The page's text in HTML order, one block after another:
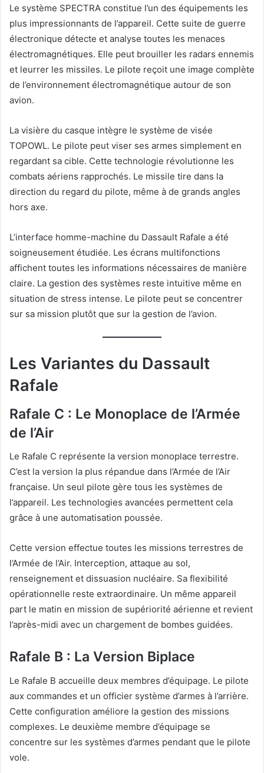
Le système SPECTRA constitue l’un des équipements les
plus impressionnants de l’appareil. Cette suite de guerre
électronique détecte et analyse toutes les menaces
électromagnétiques. Elle peut brouiller les radars ennemis
et leurrer les missiles. Le pilote reçoit une image complète
de l’environnement électromagnétique autour de son
avion.
La visière du casque intègre le système de visée
TOPOWL. Le pilote peut viser ses armes simplement en
regardant sa cible. Cette technologie révolutionne les
combats aériens rapprochés. Le missile tire dans la
direction du regard du pilote, même à de grands angles
hors axe.
L’interface homme-machine du Dassault Rafale a été
soigneusement étudiée. Les écrans multifonctions
affichent toutes les informations nécessaires de manière
claire. La gestion des systèmes reste intuitive même en
situation de stress intense. Le pilote peut se concentrer
sur sa mission plutôt que sur la gestion de l’avion.
Les Variantes du Dassault
Rafale
Rafale C : Le Monoplace de l’Armée
de l’Air
Le Rafale C représente la version monoplace terrestre.
C’est la version la plus répandue dans l’Armée de l’Air
française. Un seul pilote gère tous les systèmes de
l’appareil. Les technologies avancées permettent cela
grâce à une automatisation poussée.
Cette version effectue toutes les missions terrestres de
l’Armée de l’Air. Interception, attaque au sol,
renseignement et dissuasion nucléaire. Sa flexibilité
opérationnelle reste extraordinaire. Un même appareil
part le matin en mission de supériorité aérienne et revient
l’après-midi avec un chargement de bombes guidées.
Rafale B : La Version Biplace
Le Rafale B accueille deux membres d’équipage. Le pilote
aux commandes et un officier système d’armes à l’arrière.
Cette configuration améliore la gestion des missions
complexes. Le deuxième membre d’équipage se
concentre sur les systèmes d’armes pendant que le pilote
vole.